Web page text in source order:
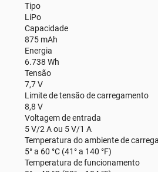
Tipo
LiPo
Capacidade
875 mAh
Energia
6.738 Wh
Tensão
7,7 V
Limite de tensão de carregamento
8,8 V
Voltagem de entrada
5 V/2 A ou 5 V/1 A
Temperatura do ambiente de
5° a 60 °C (41° a 140 °F)
Temperatura de funcionamento